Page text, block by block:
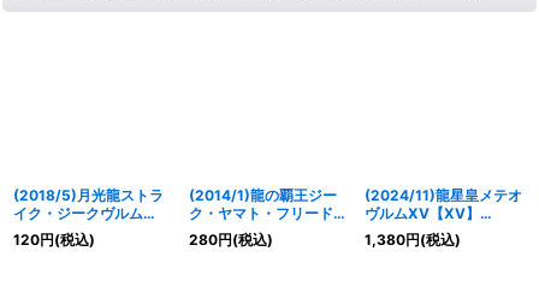
(2018/5)月光龍ストラ
イク・ジークヴルム
X【X】{SD43-X02}
《白》
120円(税込)
(2014/1)龍の覇王ジー
ク・ヤマト・フリード
(イラスト違い)【X】
{BS14-X01}《赤》
280円(税込)
(2024/11)龍星皇メテオ
ヴルムXV【XV】
{BSC45-XV01}《赤》
1,380円(税込)